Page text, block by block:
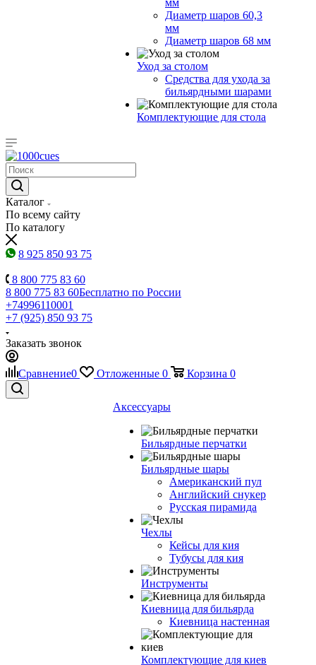
мм
Диаметр шаров 60,3
мм
Диаметр шаров 68 мм
Уход за столом
Средства для ухода за
бильярдными шарами
Комплектующие для стола
Каталог
По всему сайту
По каталогу
8 925 850 93 75
8 800 775 83 60
8 800 775 83 60Бесплатно по России
+74996110001
+7 (925) 850 93 75
Заказать звонок
Сравнение0 Отложенные 0 Корзина 0
Аксессуары
Бильярдные перчатки
Бильярдные шары
Американский пул
Английский снукер
Русская пирамида
Чехлы
Кейсы для кия
Тубусы для кия
Инструменты
Киевница для бильярда
Киевница настенная
Комплектующие для киев